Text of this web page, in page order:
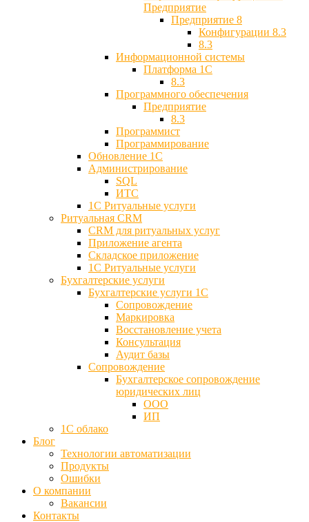
Предприятие
Предприятие 8
Конфигурации 8.3
8.3
Информационной системы
Платформа 1С
8.3
Программного обеспечения
Предприятие
8.3
Программист
Программирование
Обновление 1С
Администрирование
SQL
ИТС
1С Ритуальные услуги
Ритуальная CRM
CRM для ритуальных услуг
Приложение агента
Складское приложение
1С Ритуальные услуги
Бухгалтерские услуги
Бухгалтерские услуги 1С
Сопровождение
Маркировка
Восстановление учета
Консультация
Аудит базы
Cопровождение
Бухгалтерское сопровождение
юридических лиц
ООО
ИП
1С облако
Блог
Технологии автоматизации
Продукты
Ошибки
О компании
Вакансии
Контакты